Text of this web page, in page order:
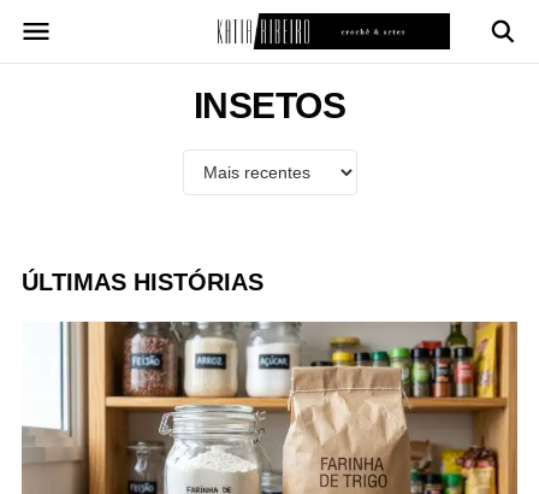
para
INSETOS
ÚLTIMAS HISTÓRIAS